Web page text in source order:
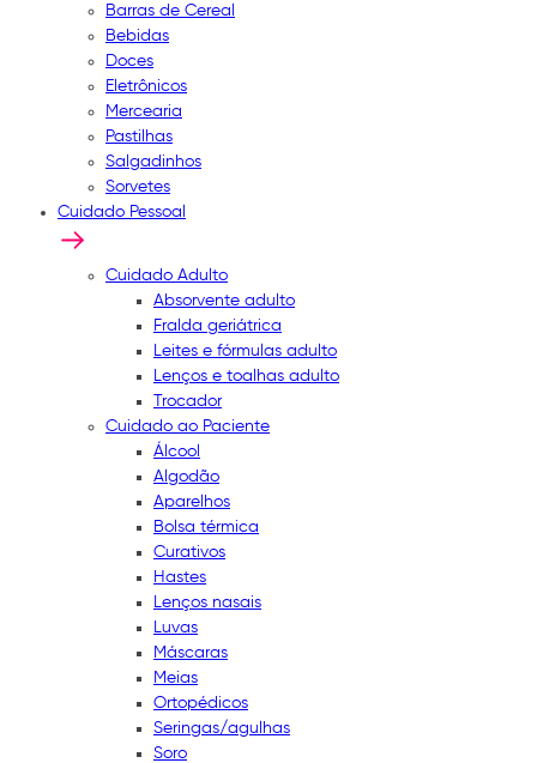
Barras de Cereal
Bebidas
Doces
Eletrônicos
Mercearia
Pastilhas
Salgadinhos
Sorvetes
Cuidado Pessoal
Cuidado Adulto
Absorvente adulto
Fralda geriátrica
Leites e fórmulas adulto
Lenços e toalhas adulto
Trocador
Cuidado ao Paciente
Álcool
Algodão
Aparelhos
Bolsa térmica
Curativos
Hastes
Lenços nasais
Luvas
Máscaras
Meias
Ortopédicos
Seringas/agulhas
Soro